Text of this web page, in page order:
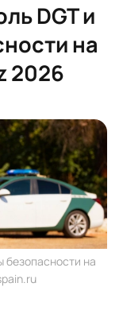
DGT и
на
2026
безопасности на